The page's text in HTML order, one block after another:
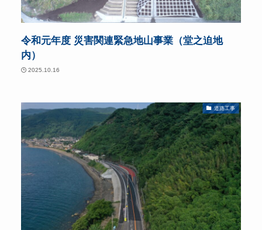
令和元年度 災害関連緊急地山事業（堂之迫地
内）
2025.10.16
道路工事